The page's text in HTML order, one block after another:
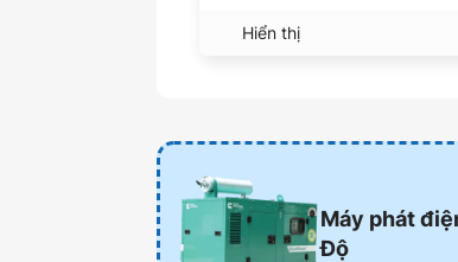
Hiển thị
Máy phát
Độ